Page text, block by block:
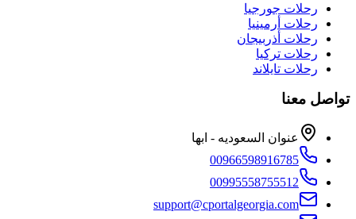
رحلات جورجيا
رحلات أرمينيا
رحلات أذربيجان
رحلات تركيا
رحلات تايلاند
تواصل معنا
عنوان السعوديه - ابها
00966598916785
00995558755512
support@cportalgeorgia.com